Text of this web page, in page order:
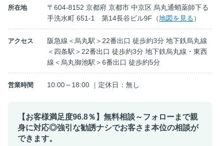
所在地
〒604-8152 京都府 京都市 中京区 烏丸通蛸薬師下る
手洗水町 651-1 第14長谷ビル9F（地図を見る）
アクセス
阪急線＜烏丸駅＞22番出口 徒歩約3分 地下鉄烏丸線
＜四条駅＞22番出口 徒歩約3分 地下鉄烏丸線・東西
線＜烏丸御池駅＞6番出口 徒歩約5分
営業時間 10:00～18:00 ｜定休日：無し
【お客様満足度96.8％】無料相談～フォローまで親
身に対応◎強引な勧誘ナシでお客さま本位の相談が
できます。